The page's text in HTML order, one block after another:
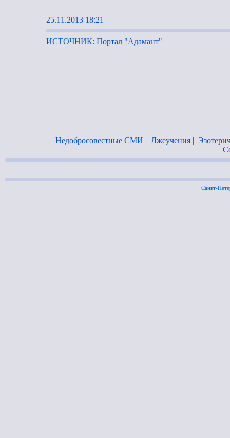
25.11.2013 18:21
ИСТОЧНИК: Портал "Адамант"
Недобросовестные СМИ | Лжеучения|
Санкт-